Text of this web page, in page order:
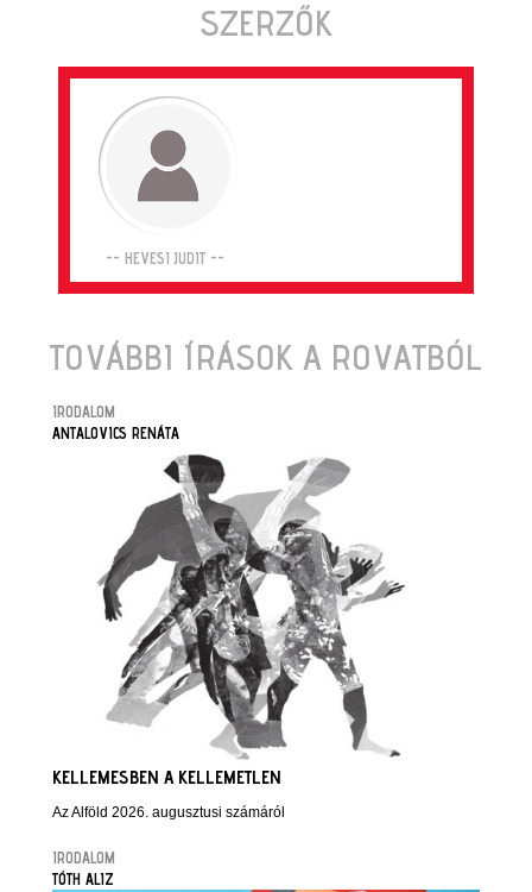
SZERZŐK
-- HEVESI JUDIT --
TOVÁBBI ÍRÁSOK A ROVATBÓL
IRODALOM
ANTALOVICS RENÁTA
KELLEMESBEN A KELLEMETLEN
Az Alföld 2026. augusztusi számáról
IRODALOM
TÓTH ALIZ